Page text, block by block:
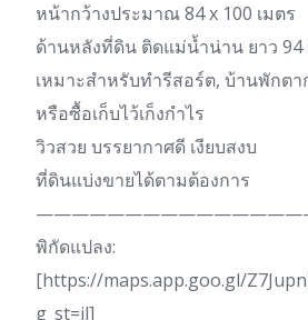
หน้ากว้างประมาณ 84 x 100 เมตร
ด้านหลังที่ดิน ติดแม่น้ำน่าน ยาว 94
เหมาะสำหรับทำรีสอร์ต, บ้านพักตา
หรือซื้อเก็บไว้เก็งกำไร
วิวสวย บรรยากาศดี เงียบสงบ
ที่ดินแบ่งขายได้ตามต้องการ
พิกัดแปลง:
[https://maps.app.goo.gl/
g_st=il]